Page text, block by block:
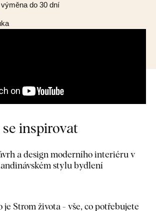
do 30 dní
inspirovat
a design moderního interiéru v
stylu bydlení
je Strom života - vše, co potřebujete